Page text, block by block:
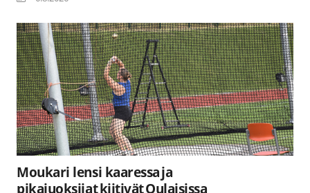
Moukari lensi kaaressa ja
pikajuoksijat kiitivät Oulaisissa